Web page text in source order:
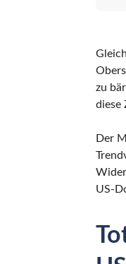
zu
diese
Der
US-